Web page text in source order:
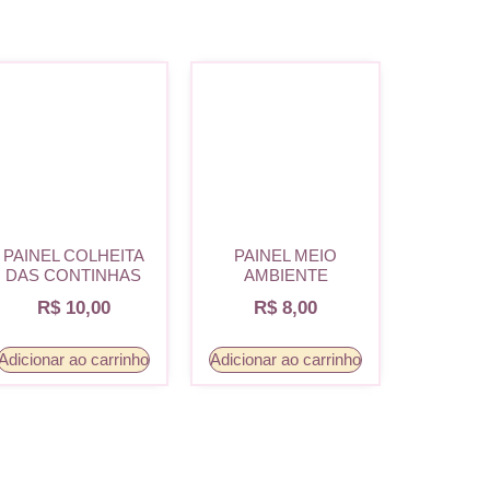
PAINEL COLHEITA
DAS CONTINHAS
R$10,00
ao carrinho
PAINEL MEIO
AMBIENTE
R$8,00
Adicionar ao carrinho